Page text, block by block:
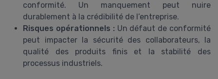
conformité. Un manquement peut nuire
durablement à la crédibilité de l’entreprise.
Risques opérationnels : Un défaut de conformité
peut impacter la sécurité des collaborateurs, la
qualité des produits finis et la stabilité des
processus industriels.